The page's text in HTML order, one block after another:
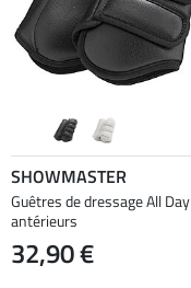
SHOWMASTER
Guêtres de dressage All Day
antérieurs
32,90 €